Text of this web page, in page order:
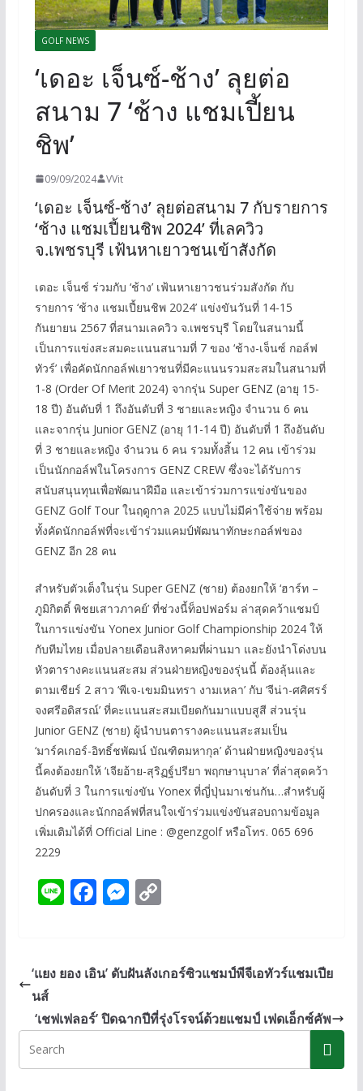
GOLF NEWS
‘เดอะ เจ็นซ์-ช้าง’ ลุยต่อ
สนาม 7 ‘ช้าง แชมเปี้ยน
ชิพ’
09/09/2024 VVit
‘เดอะ เจ็นซ์-ช้าง’ ลุยต่อสนาม 7 กับรายการ
‘ช้าง แชมเปี้ยนชิพ 2024’ ที่เลควิว
จ.เพชรบุรี เฟ้นหาเยาวชนเข้าสังกัด
เดอะ เจ็นซ์ ร่วมกับ ‘ช้าง’ เฟ้นหาเยาวชนร่วมสังกัด กับ
รายการ ‘ช้าง แชมเปี้ยนชิพ 2024’ แข่งขันวันที่ 14-15
กันยายน 2567 ที่สนามเลควิว จ.เพชรบุรี โดยในสนามนี้
เป็นการแข่งสะสมคะแนนสนามที่ 7 ของ ‘ช้าง-เจ็นซ์ กอล์ฟ
ทัวร์’ เพื่อคัดนักกอล์ฟเยาวชนที่มีคะแนนรวมสะสมในสนามที่
1-8 (Order Of Merit 2024) จากรุ่น Super GENZ (อายุ 15-
18 ปี) อันดับที่ 1 ถึงอันดับที่ 3 ชายและหญิง จำนวน 6 คน
และจากรุ่น Junior GENZ (อายุ 11-14 ปี) อันดับที่ 1 ถึงอันดับ
ที่ 3 ชายและหญิง จำนวน 6 คน รวมทั้งสิ้น 12 คน เข้าร่วม
เป็นนักกอล์ฟในโครงการ GENZ CREW ซึ่งจะได้รับการ
สนับสนุนทุนเพื่อพัฒนาฝีมือ และเข้าร่วมการแข่งขันของ
GENZ Golf Tour ในฤดูกาล 2025 แบบไม่มีค่าใช้จ่าย พร้อม
ทั้งคัดนักกอล์ฟที่จะเข้าร่วมแคมป์พัฒนาทักษะกอล์ฟของ
GENZ อีก 28 คน
สำหรับตัวเต็งในรุ่น Super GENZ (ชาย) ต้องยกให้ ‘ฮาร์ท –
ภูมิกิตติ์ พิชยเสาวภาคย์’ ที่ช่วงนี้ท็อปฟอร์ม ล่าสุดคว้าแชมป์
ในการแข่งขัน Yonex Junior Golf Championship 2024 ให้
กับทีมไทย เมื่อปลายเดือนสิงหาคมที่ผ่านมา และยังนำโด่งบน
หัวตารางคะแนนสะสม ส่วนฝ่ายหญิงของรุ่นนี้ ต้องลุ้นและ
ตามเชียร์ 2 สาว ‘พีเจ-เขมมินทรา งามเหลา’ กับ ‘จีน่า-ศศิศรร์
จงศรีอดิสรณ์’ ที่คะแนนสะสมเบียดกันมาแบบสูสี ส่วนรุ่น
Junior GENZ (ชาย) ผู้นำบนตารางคะแนนสะสมเป็น
‘มาร์คเกอร์-อิทธิ์ชพัฒน์ บัณฑิตมหากุล’ ด้านฝ่ายหญิงของรุ่น
นี้คงต้องยกให้ ‘เจียอ้าย-สุริฏฐ์ปรียา พฤกษานุบาล’ ที่ล่าสุดคว้า
อันดับที่ 3 ในการแข่งขัน Yonex ที่ญี่ปุ่นมาเช่นกัน…สำหรับผู้
ปกครองและนักกอล์ฟที่สนใจเข้าร่วมแข่งขันสอบถามข้อมูล
เพิ่มเติมได้ที่ Official Line : @genzgolf หรือโทร. 065 696
2229
Li F
b
o
M
e
g
C
y
n
‘แยง ยอง เอิน’ ดับฝันลังเกอร์ซิวแชมป์พีจีเอทัวร์แชมเปีย
นส์
‘เชฟเฟลอร์’ ปิดฉากปีที่รุ่งโรจน์ด้วยแชมป์ เฟดเอ็กซ์คัพ